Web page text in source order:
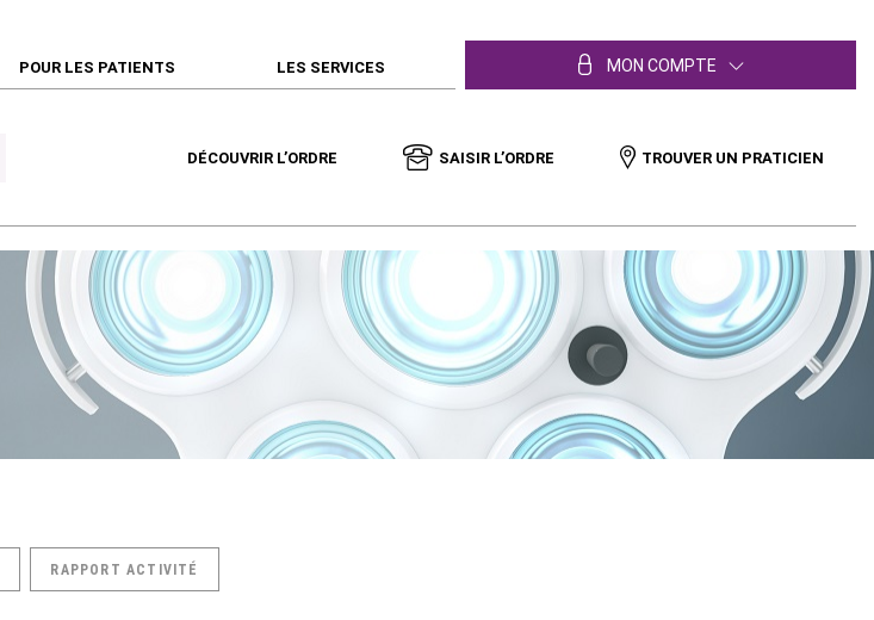
POUR LES PATIENTS LES SERVICES MON COMPTE
DÉCOUVRIR L’ORDRE SAISIR L’ORDRE TROUVER UN PRATICIEN
RAPPORT ACTIVITÉ